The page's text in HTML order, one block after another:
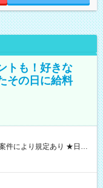
トも！好きな
その日に給料
現金GET♪ お仕事後はコ
用期間】試